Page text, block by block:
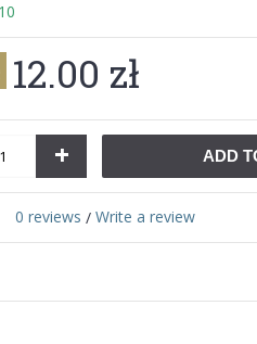
10
12.00 zł
+ ADD
0 reviews / Write a review